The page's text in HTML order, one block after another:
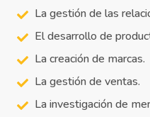
La gestión de las
El desarrollo de
La creación de marcas.
La gestión de ventas.
La investigación de